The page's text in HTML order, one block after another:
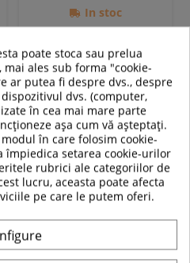
In stoc
Adauga in cos
Compara
poate stoca sau prelua
ales sub forma "cookie-
ar putea fi despre dvs., despre
dvs. (computer,
în cea mai mare parte
așa cum vă așteptați.
în care folosim cookie-
împiedica setarea cookie-urilor
rubrici ale categoriilor de
lucru, aceasta poate afecta
pe care le putem oferi.